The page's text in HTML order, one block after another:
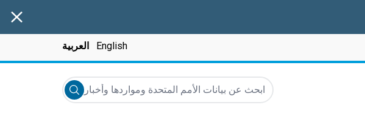
English العربية
ابحث عن بيانات الأمم المتحدة ومواردها وأخبارها والمزيد...
Submit search